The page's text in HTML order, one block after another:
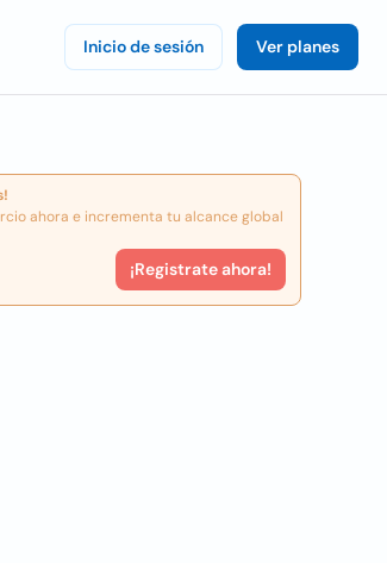
Inicio de sesión Ver planes
ahora e incrementa tu alcance global
¡Registrate ahora!